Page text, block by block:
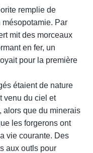
remplie de
mésopotamie. Par
mit des morceaux
en fer, un
pour la première
étaient de nature
venu du ciel et
alors que du minerais
les forgerons ont
vie courante. Des
aux outls pour